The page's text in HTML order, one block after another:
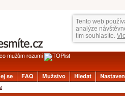
Tento web
analýze
tím souhlasíte.
mužům rozumí
se FAQ Mužstvo Hledat